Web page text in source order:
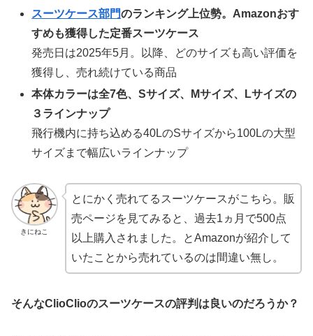
スーツケース部門のランキング上位勢。Amazonおす
すめも獲得した定番スーツケース
発売日は2025年5月。以降、どのサイズも高い評価を
獲得し、売れ続けている商品
本体カラーは全7色、Sサイズ、Mサイズ、Lサイズの
３ラインナップ
飛行機内に持ち込める40LのSサイズから100Lの大型
サイズまで幅広いラインナップ
きにねこ
とにかく売れてるスーツケースがこちら。販
売ページを見てみると、過去1ヵ月で500点
以上購入されました。とAmazonが紹介して
いたことから売れているのは間違い無し。
そんなClioClioのスーツケースの評判は良いのだろうか？